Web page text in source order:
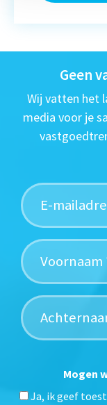
Geen
Wij vatten het
media voor je
Mogen
Ja, ik geef